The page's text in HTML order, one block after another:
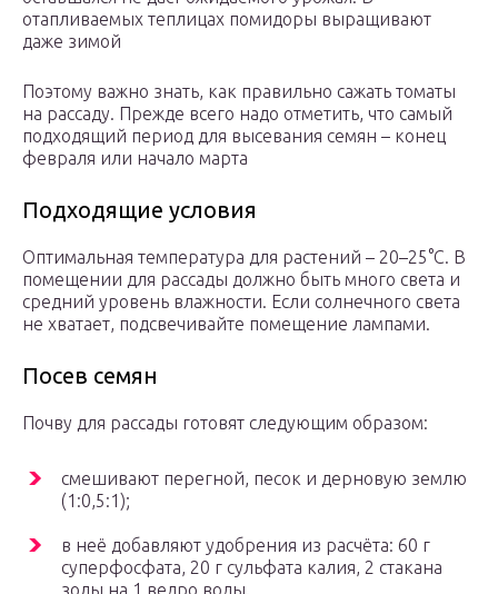
отапливаемых теплицах помидоры выращивают
даже зимой
Поэтому важно знать, как правильно сажать томаты
на рассаду. Прежде всего надо отметить, что самый
подходящий период для высевания семян – конец
февраля или начало марта
Подходящие условия
Оптимальная температура для растений – 20–25°С. В
помещении для рассады должно быть много света и
средний уровень влажности. Если солнечного света
не хватает, подсвечивайте помещение лампами.
Посев семян
Почву для рассады готовят следующим образом:
смешивают перегной, песок и дерновую землю
(1:0,5:1);
в неё добавляют удобрения из расчёта: 60 г
суперфосфата, 20 г сульфата калия, 2 стакана
золы на 1 ведро воды.